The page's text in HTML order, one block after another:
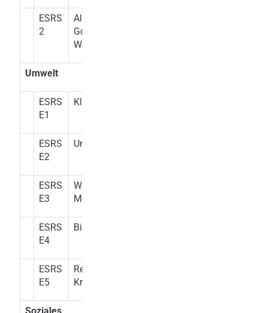
ESRS
2
Allgemeines, Strategie,
Governance und
Wesentlichkeitsbewertung
Umwelt
ESRS
E1
Klimawandel
ESRS
E2
Umweltverschmutzung
ESRS
E3
Wasser und
Meeresressourcen
ESRS
E4
Biologische Vielfalt
ESRS
E5
Ressourcennutzung und
Kreislaufwirtschaft